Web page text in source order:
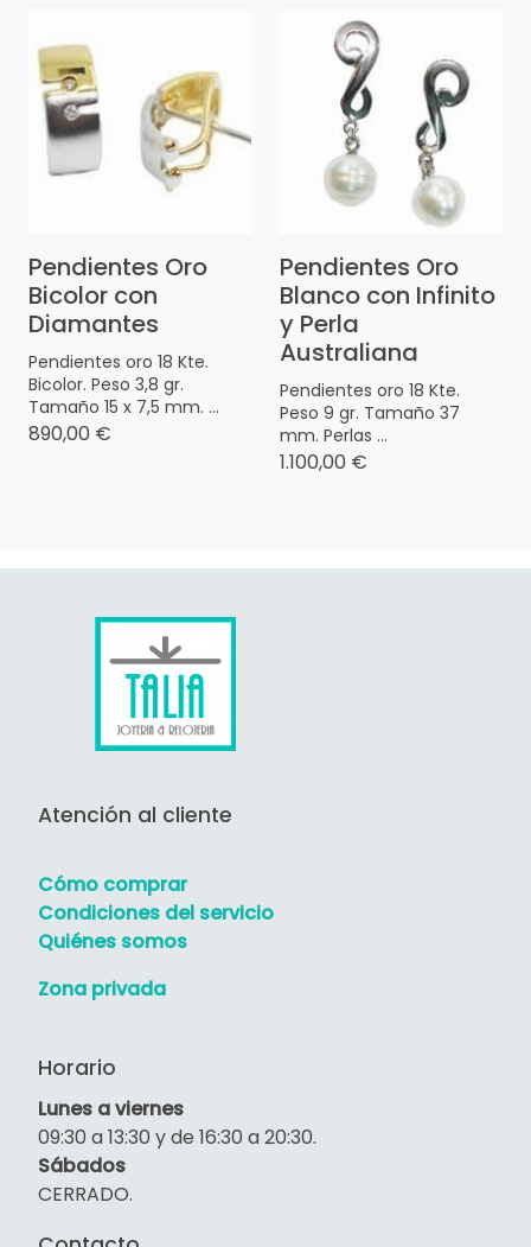
Pendientes Oro
Bicolor con
Diamantes
Pendientes oro 18 Kte.
Bicolor. Peso 3,8 gr.
Tamaño 15 x 7,5 mm. ...
890,00 €
Pendientes Oro
Blanco con Infinito
y Perla
Australiana
Pendientes oro 18 Kte.
Peso 9 gr. Tamaño 37
mm. Perlas ...
1.100,00 €
Atención al cliente
Cómo comprar
Condiciones del servicio
Quiénes somos
Zona privada
Horario
Lunes a viernes
09:30 a 13:30 y de 16:30 a 20:30.
Sábados
CERRADO.